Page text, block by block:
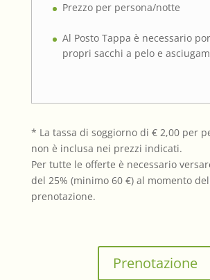
Prezzo per persona/notte
Al Posto Tappa è necessario
propri sacchi a pelo e
* La tassa di soggiorno di € 2,00 per
non è inclusa nei prezzi indicati.
Per tutte le offerte è necessario
del 25% (minimo 60 €) al momento
prenotazione.
Prenotazione